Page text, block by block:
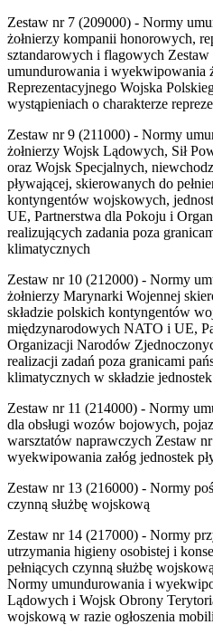
Zestaw nr 7 (209000) - Normy
żołnierzy kompanii honorowych,
sztandarowych i flagowych
umundurowania i wyekwipowania
Reprezentacyjnego Wojska
wystąpieniach o charakterze
Zestaw nr 9 (211000) - Normy
żołnierzy Wojsk Lądowych, Sił
oraz Wojsk Specjalnych,
pływającej, skierowanych do
kontyngentów wojskowych,
UE, Partnerstwa dla Pokoju i
realizujących zadania poza
klimatycznych
Zestaw nr 10 (212000) - Normy
żołnierzy Marynarki Wojennej
składzie polskich kontyngentów
międzynarodowych NATO i UE,
Organizacji Narodów
realizacji zadań poza granicami
klimatycznych w składzie
Zestaw nr 11 (214000) - Normy
dla obsługi wozów bojowych,
warsztatów naprawczych Zestaw
wyekwipowania załóg jednostek
Zestaw nr 13 (216000) - Normy
czynną służbę wojskową
Zestaw nr 14 (217000) - Normy
utrzymania higieny osobistej i
pełniących czynną służbę
Normy umundurowania i
Lądowych i Wojsk Obrony
wojskową w razie ogłoszenia